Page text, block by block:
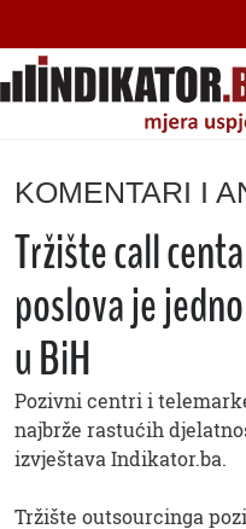
KOMENTARI I
Tržište call
poslova je
u BiH
Pozivni centri i
najbrže rastućih
izvještava Indikator.ba.
Tržište outsourcinga